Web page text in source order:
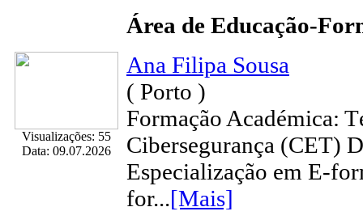
Área de Educação-
Visualizações: 55
Data: 09.07.2026
Ana Filipa Sousa
( Porto )
Formação Académica:
Cibersegurança (CET)
Especialização em E-
for...[Mais]